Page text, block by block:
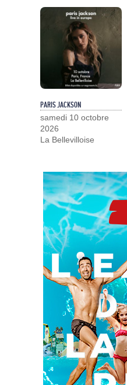
PARIS JACKSON
samedi 10 octobre
2026
La Bellevilloise